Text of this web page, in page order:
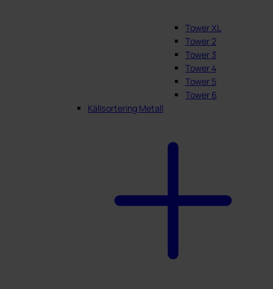
Tower XL
Tower 2
Tower 3
Tower 4
Tower 5
Tower 6
Källsortering Metall